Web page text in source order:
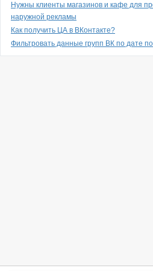
Нужны клиенты магазинов и кафе для
наружной рекламы
Как получить ЦА в ВКонтакте?
Фильтровать данные групп ВК по дате